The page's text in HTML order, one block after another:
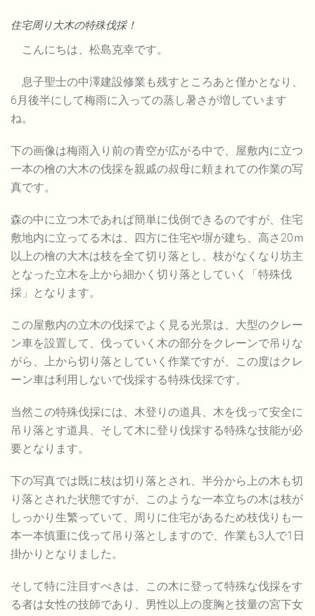
住宅周り大木の特殊伐採！
こんにちは、松島克幸です。
息子聖士の中澤建設修業も残すところあと僅かとなり、
6月後半にして梅雨に入っての蒸し暑さが増しています
ね。
下の画像は梅雨入り前の青空が広がる中で、屋敷内に立つ
一本の檜の大木の伐採を親戚の叔母に頼まれての作業の写
真です。
森の中に立つ木であれば簡単に伐倒できるのですが、住宅
敷地内に立ってる木は、四方に住宅や塀が建ち、高さ20ｍ
以上の檜の大木は枝を全て切り落とし、枝がなくなり坊主
となった立木を上から細かく切り落としていく「特殊伐
採」となります。
この屋敷内の立木の伐採でよく見る光景は、大型のクレー
ン車を設置して、伐っていく木の部分をクレーンで吊りな
がら、上から切り落としていく作業ですが、この度はクレ
ーン車は利用しないで伐採する特殊伐採です。
当然この特殊伐採には、木登りの道具、木を伐って安全に
吊り落とす道具、そして木に登り伐採する特殊な技能が必
要となります。
下の写真では既に枝は切り落とされ、半分から上の木も切
り落とされた状態ですが、このような一本立ちの木は枝が
しっかり生繁っていて、周りに住宅があるため枝伐りも一
本一本慎重に伐って吊り落としますので、作業も3人で1日
掛かりとなりました。
そして特に注目すべきは、この木に登って特殊な伐採をす
る者は女性の技師であり、男性以上の度胸と技量の宮下女